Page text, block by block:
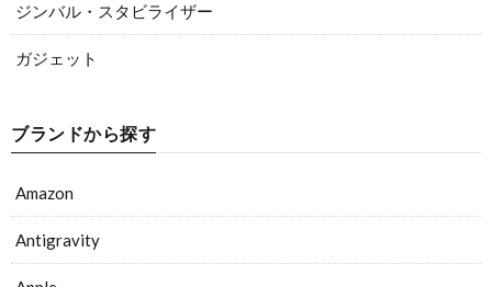
ジンバル・スタビライザー
ガジェット
ブランドから探す
Amazon
Antigravity